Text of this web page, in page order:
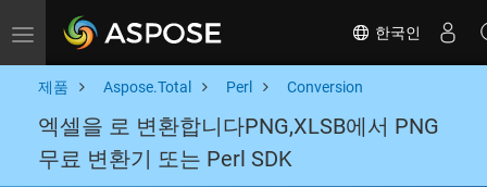
Toggle navigation 한국인
제품 Aspose.Total Perl Conversion
엑셀을 로 변환합니다PNG,XLSB에서 PNG
무료 변환기 또는 Perl SDK